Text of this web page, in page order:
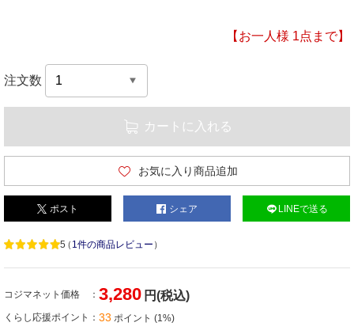
【お一人様 1点まで】
注文数
カートに入れる
お気に入り商品追加
ポスト シェア LINEで送る
5（ 1件の商品レビュー ）
コジマネット価格 3,280 円(税込)
くらし応援ポイント 33 ポイント (1%)